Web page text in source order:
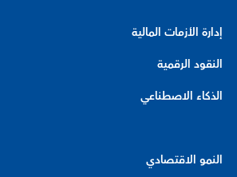
إدارة الأزمات المالية
النقود الرقمية
الذكاء الاصطناعي
النمو الاقتصادي